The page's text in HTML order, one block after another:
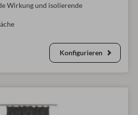
Wirkung und isolierende